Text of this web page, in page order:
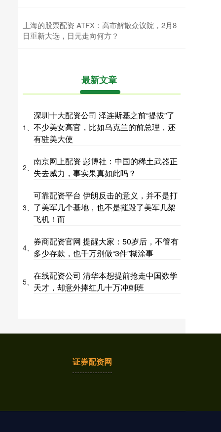
上海的股票配资 ATFX：高市解散众议院，2月8
日重新大选，日元走向何方？
最新文章
1、
深圳十大配资公司 泽连斯基之前“提拔”了
不少美女高官，比如乌克兰的前总理，还
有驻美大使
2、
南京网上配资 彭博社：中国的稀土武器正
失去威力，事实果真如此吗？
3、
可靠配资平台 伊朗反击的意义，并不是打
了美军几个基地，也不是摧毁了美军几架
飞机！而
4、
券商配资官网 提醒大家：50岁后，不管有
多少存款，也千万别做“3件”糊涂事
5、
在线配资公司 清华本想提前抢走中国数学
天才，却意外捧红几十万冲刺班
证券配资网